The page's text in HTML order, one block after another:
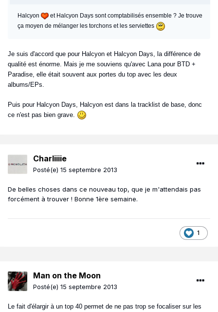
Halcyon
et Halcyon Days sont comptabilisés ensemble ? Je trouve
ça moyen de mélanger les torchons et les serviettes
Je suis d'accord que pour Halcyon et Halcyon Days, la différence de
qualité est énorme. Mais je me souviens qu'avec Lana pour BTD +
Paradise, elle était souvent aux portes du top avec les deux
albums/EPs.
Puis pour Halcyon Days, Halcyon est dans la tracklist de base, donc
ce n'est pas bien grave.
Charliiiie
Posté(e) 15 septembre 2013
De belles choses dans ce nouveau top, que je m'attendais pas
forcément à trouver ! Bonne 1ère semaine.
1
Man on the Moon
Posté(e) 15 septembre 2013
Le fait d'élargir à un top 40 permet de ne pas trop se focaliser sur les